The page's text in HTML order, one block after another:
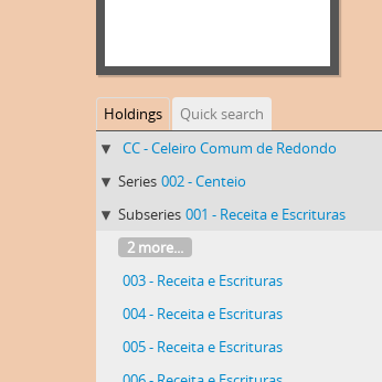
Holdings
Quick search
CC - Celeiro Comum de Redondo
Series 002 - Centeio
Subseries 001 - Receita e Escrituras
2 more...
003 - Receita e Escrituras
004 - Receita e Escrituras
005 - Receita e Escrituras